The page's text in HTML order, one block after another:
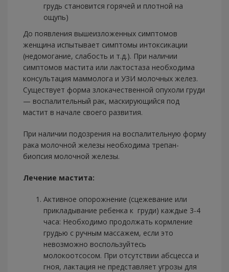
грудь становится горячей и плотной на
ощупь)
До появления вышеизложенных симптомов
женщина испытывает симптомы интоксикации
(недомогание, слабость и т.д.). При наличии
симптомов мастита или лактостаза необходима
консультация маммолога и УЗИ молочных желез.
Существует форма злокачественной опухоли груди
— воспалительный рак, маскирующийся под
мастит в начале своего развития.
При наличии подозрения на воспалительную форму
рака молочной железы необходима трепан-
биопсия молочной железы.
Лечение мастита:
Активное опорожнение (сцежевание или
прикладывание ребенка к груди) каждые 3-4
часа: Необходимо продолжать кормление
грудью с ручным массажем, если это
невозможно воспользуйтесь
молокоотсосом. При отсутствии абсцесса и
гноя, лактация не представляет угрозы для